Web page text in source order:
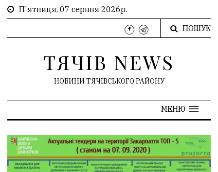
П'ятниця, 07 серпня 2026р.
ПОШУК
ТЯЧІВ NEWS
НОВИНИ ТЯЧІВСЬКОГО РАЙОНУ
МЕНЮ